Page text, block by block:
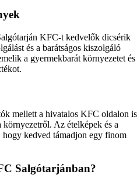
KFC-t kedvelők dicsérik
és a barátságos kiszolgáló
a gyermekbarát környezetet és
mellett a hivatalos KFC oldalon is
környezetről. Az ételképek és a
hogy kedved támadjon egy finom
Salgótarjánban?